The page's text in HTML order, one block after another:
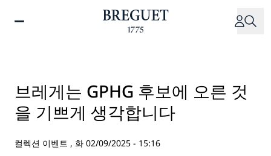
브레게는 GPHG 후보에 오른 것
을 기쁘게 생각합니다
컬렉션 이벤트 , 화 02/09/2025 - 15:16